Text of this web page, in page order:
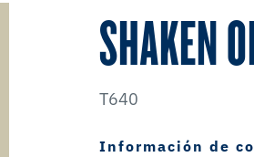
SHAKEN
T640
Información de